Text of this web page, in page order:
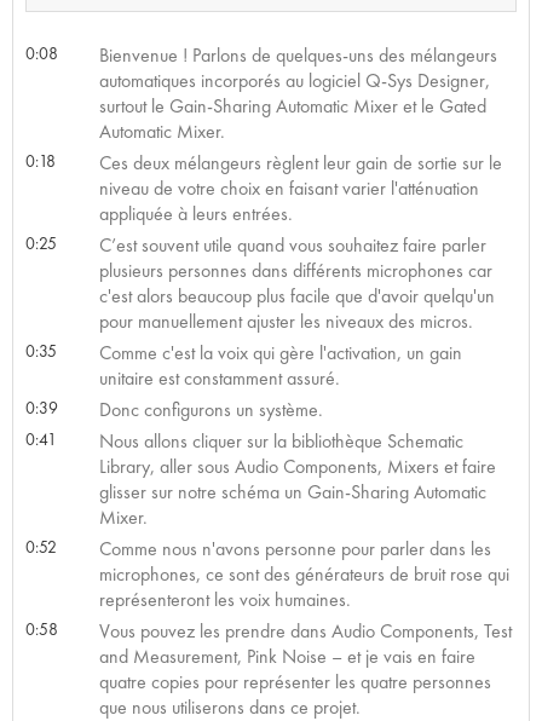
0:08
Bienvenue ! Parlons de quelques-uns des mélangeurs
automatiques incorporés au logiciel Q-Sys Designer,
surtout le Gain-Sharing Automatic Mixer et le Gated
Automatic Mixer.
0:18
Ces deux mélangeurs règlent leur gain de sortie sur le
niveau de votre choix en faisant varier l'atténuation
appliquée à leurs entrées.
0:25
C’est souvent utile quand vous souhaitez faire parler
plusieurs personnes dans différents microphones car
c'est alors beaucoup plus facile que d'avoir quelqu'un
pour manuellement ajuster les niveaux des micros.
0:35
Comme c'est la voix qui gère l'activation, un gain
unitaire est constamment assuré.
0:39 Donc configurons un système.
0:41
Nous allons cliquer sur la bibliothèque Schematic
Library, aller sous Audio Components, Mixers et faire
glisser sur notre schéma un Gain-Sharing Automatic
Mixer.
0:52
Comme nous n'avons personne pour parler dans les
microphones, ce sont des générateurs de bruit rose qui
représenteront les voix humaines.
0:58
Vous pouvez les prendre dans Audio Components, Test
and Measurement, Pink Noise – et je vais en faire
quatre copies pour représenter les quatre personnes
que nous utiliserons dans ce projet.